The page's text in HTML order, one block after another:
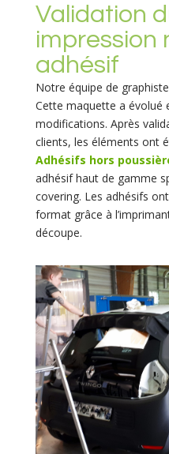
Validation
impression
adhésif
Notre équipe de
Cette maquette a évolué
modifications. Après
clients, les éléments ont
Adhésifs hors
adhésif haut de gamme
covering. Les adhésifs
format grâce à
découpe.